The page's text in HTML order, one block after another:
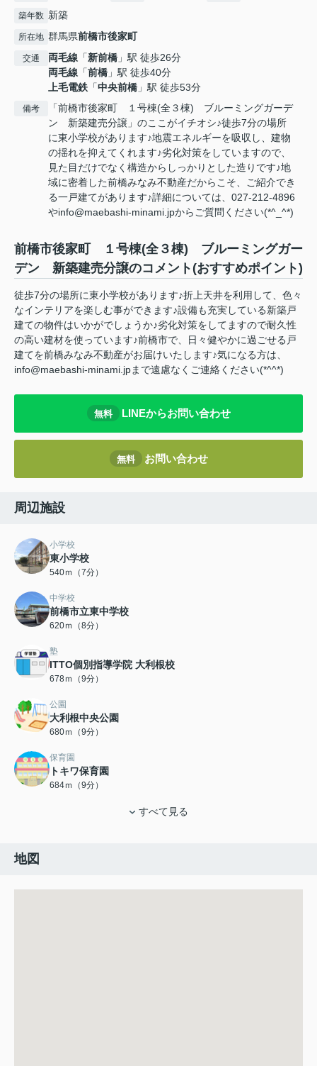
築年数 新築
所在地 群馬県前橋市後家町
交通 両毛線 「新前橋 」駅 徒歩26分
両毛線 「前橋 」駅 徒歩40分
上毛電鉄 「中央前橋 」駅 徒歩53分
備考
「前橋市後家町 １号棟(全３棟) ブルーミングガーデ
ン 新築建売分譲」のここがイチオシ♪徒歩7分の場所
に東小学校があります♪地震エネルギーを吸収し、建物
の揺れを抑えてくれます♪劣化対策をしていますので、
見た目だけでなく構造からしっかりとした造りです♪地
域に密着した前橋みなみ不動産だからこそ、ご紹介でき
る一戸建てがあります♪詳細については、027-212-4896
やinfo@maebashi-minami.jpからご質問ください(*^_^*)
前橋市後家町 １号棟(全３棟) ブルーミングガー
デン 新築建売分譲のコメント(おすすめポイント)
徒歩7分の場所に東小学校があります♪折上天井を利用して、色々
なインテリアを楽しむ事ができます♪設備も充実している新築戸
建ての物件はいかがでしょうか♪劣化対策をしてますので耐久性
の高い建材を使っています♪前橋市で、日々健やかに過ごせる戸
建てを前橋みなみ不動産がお届けいたします♪気になる方は、
info@maebashi-minami.jpまで遠慮なくご連絡ください(*^^*)
無料 LINEからお問い合わせ
無料 お問い合わせ
周辺施設
小学校
東小学校
540ｍ（7分）
中学校
前橋市立東中学校
620ｍ（8分）
塾
ITTO個別指導学院 大利根校
678ｍ（9分）
公園
大利根中央公園
680ｍ（9分）
保育園
トキワ保育園
684ｍ（9分）
すべて見る
地図